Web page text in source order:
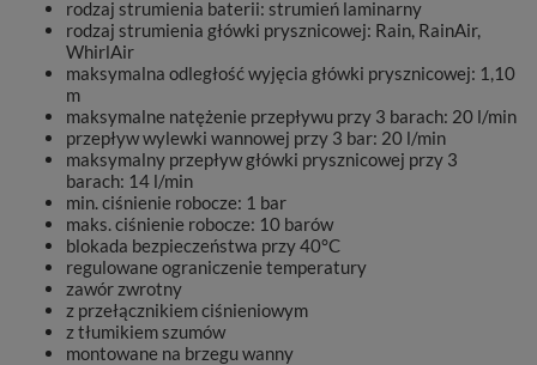
rodzaj strumienia baterii: strumień laminarny
rodzaj strumienia główki prysznicowej: Rain, RainAir,
WhirlAir
maksymalna odległość wyjęcia główki prysznicowej: 1,10
m
maksymalne natężenie przepływu przy 3 barach: 20 l/min
przepływ wylewki wannowej przy 3 bar: 20 l/min
maksymalny przepływ główki prysznicowej przy 3
barach: 14 l/min
min. ciśnienie robocze: 1 bar
maks. ciśnienie robocze: 10 barów
blokada bezpieczeństwa przy 40°C
regulowane ograniczenie temperatury
zawór zwrotny
z przełącznikiem ciśnieniowym
z tłumikiem szumów
montowane na brzegu wanny